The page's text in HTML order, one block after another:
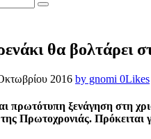
θα βολτάρει
2016 by gnomi 0Likes
πρωτότυπη ξενάγηση στη
Πρωτοχρονιάς. Πρόκειται